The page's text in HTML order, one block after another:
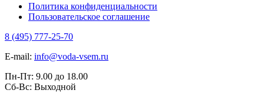
Политика конфиденциальности
Пользовательское соглашение
8 (495) 777-25-70
E-mail: info@voda-vsem.ru
Пн-Пт: 9.00 до 18.00
Сб-Вс: Выходной